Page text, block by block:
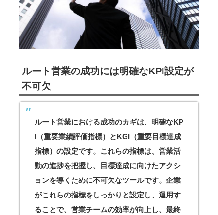
ルート営業の成功には明確なKPI設定が
不可欠
ルート営業における成功のカギは、明確なKP
I（重要業績評価指標）とKGI（重要目標達成
指標）の設定です。これらの指標は、営業活
動の進捗を把握し、目標達成に向けたアクシ
ョンを導くために不可欠なツールです。企業
がこれらの指標をしっかりと設定し、運用す
ることで、営業チームの効率が向上し、最終